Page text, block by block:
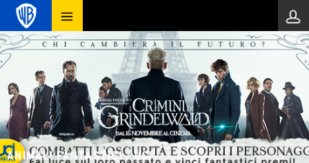
ANIMALI FANTASTICI / UCI